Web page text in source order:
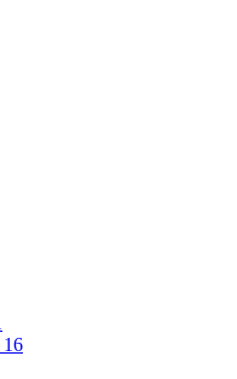
16